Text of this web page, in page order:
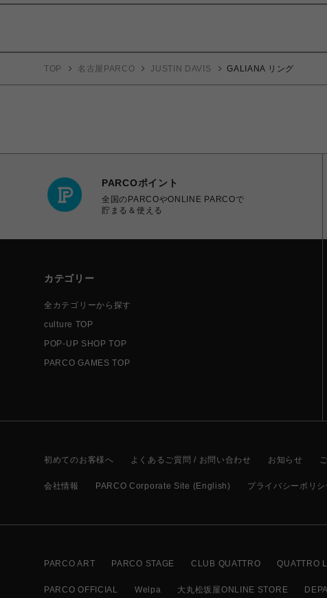
TOP 名古屋PARCO JUSTIN DAVIS GALIANA リング
PARCOポイント
全国のPARCOやONLINE PARCOで
貯まる＆使える
カテゴリー
全カテゴリーから探す
culture TOP
POP-UP SHOP TOP
PARCO GAMES TOP
初めてのお客様へ よくあるご質問 / お問い合わせ お知らせ
会社情報 PARCO Corporate Site (English) プライバシーポリシ
PARCO ART PARCO STAGE CLUB QUATTRO QUATTRO
PARCO OFFICIAL Welpa 大丸松坂屋ONLINE STORE